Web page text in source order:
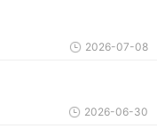
2026-07-08
2026-06-30